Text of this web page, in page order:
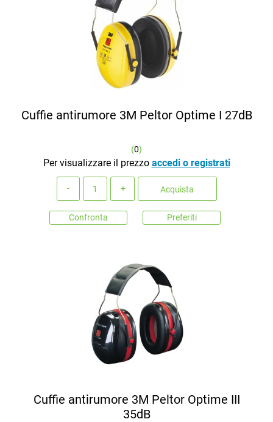
Cuffie antirumore 3M Peltor Optime I 27dB
(0)
Per visualizzare il prezzo accedi o registrati
Acquista
Confronta Preferiti
Cuffie antirumore 3M Peltor Optime III
35dB